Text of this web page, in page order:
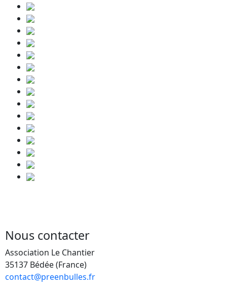
Nous contacter
Association Le Chantier
35137 Bédée (France)
contact@preenbulles.fr